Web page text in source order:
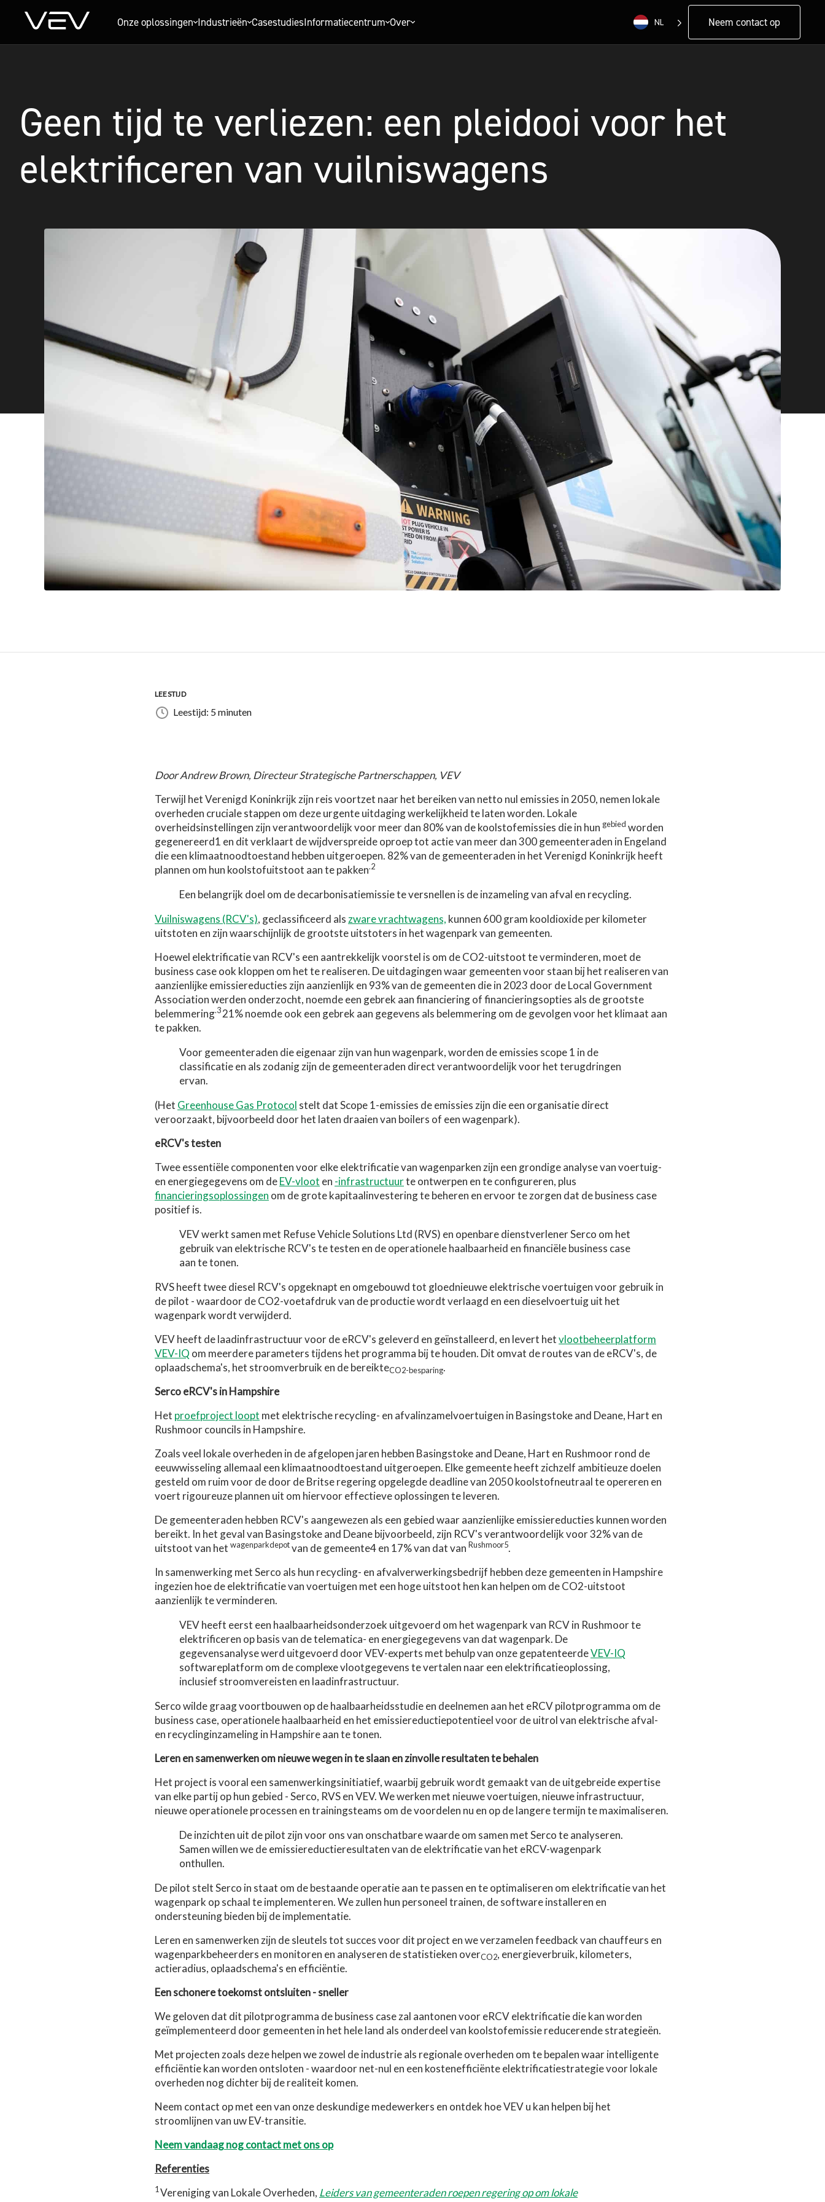
Onze oplossingen Industrieën CasestudiesInformatiecentrum Over NL Neem contact op
Geen tijd te verliezen: een pleidooi voor het
elektrificeren van vuilniswagens
LEESTIJD
Leestijd: 5 minuten
Door Andrew Brown, Directeur Strategische Partnerschappen, VEV
Terwijl het Verenigd Koninkrijk zijn reis voortzet naar het bereiken van netto nul emissies in 2050, nemen lokale
overheden cruciale stappen om deze urgente uitdaging werkelijkheid te laten worden. Lokale
overheidsinstellingen zijn verantwoordelijk voor meer dan 80% van de koolstofemissies die in hun gebied worden
gegenereerd1 en dit verklaart de wijdverspreide oproep tot actie van meer dan 300 gemeenteraden in Engeland
die een klimaatnoodtoestand hebben uitgeroepen. 82% van de gemeenteraden in het Verenigd Koninkrijk heeft
plannen om hun koolstofuitstoot aan te pakken.2
Een belangrijk doel om de decarbonisatiemissie te versnellen is de inzameling van afval en recycling.
Vuilniswagens (RCV's), geclassificeerd als zware vrachtwagens, kunnen 600 gram kooldioxide per kilometer
uitstoten en zijn waarschijnlijk de grootste uitstoters in het wagenpark van gemeenten.
Hoewel elektrificatie van RCV's een aantrekkelijk voorstel is om de CO2-uitstoot te verminderen, moet de
business case ook kloppen om het te realiseren. De uitdagingen waar gemeenten voor staan bij het realiseren van
aanzienlijke emissiereducties zijn aanzienlijk en 93% van de gemeenten die in 2023 door de Local Government
Association werden onderzocht, noemde een gebrek aan financiering of financieringsopties als de grootste
belemmering.321% noemde ook een gebrek aan gegevens als belemmering om de gevolgen voor het klimaat aan
te pakken.
Voor gemeenteraden die eigenaar zijn van hun wagenpark, worden de emissies scope 1 in de
classificatie en als zodanig zijn de gemeenteraden direct verantwoordelijk voor het terugdringen
ervan.
(Het Greenhouse Gas Protocol stelt dat Scope 1-emissies de emissies zijn die een organisatie direct
veroorzaakt, bijvoorbeeld door het laten draaien van boilers of een wagenpark).
eRCV's testen
Twee essentiële componenten voor elke elektrificatie van wagenparken zijn een grondige analyse van voertuig-
en energiegegevens om deEV-vloot en -infrastructuurte ontwerpen en te configureren, plus
financieringsoplossingen om de grote kapitaalinvestering te beheren en ervoor te zorgen dat de business case
positief is.
VEV werkt samen met Refuse Vehicle Solutions Ltd (RVS) en openbare dienstverlener Serco om het
gebruik van elektrische RCV's te testen en de operationele haalbaarheid en financiële business case
aan te tonen.
RVS heeft twee diesel RCV's opgeknapt en omgebouwd tot gloednieuwe elektrische voertuigen voor gebruik in
de pilot - waardoor de CO2-voetafdruk van de productie wordt verlaagd en een dieselvoertuig uit het
wagenpark wordt verwijderd.
VEV heeft de laadinfrastructuur voor de eRCV's geleverd en geïnstalleerd, en levert hetvlootbeheerplatform
VEV-IQ om meerdere parameters tijdens het programma bij te houden. Dit omvat de routes van de eRCV's, de
oplaadschema's, het stroomverbruik en de bereikteCO2-besparing.
Serco eRCV's in Hampshire
Het proefproject loopt met elektrische recycling- en afvalinzamelvoertuigen in Basingstoke and Deane, Hart en
Rushmoor councils in Hampshire.
Zoals veel lokale overheden in de afgelopen jaren hebben Basingstoke and Deane, Hart en Rushmoor rond de
eeuwwisseling allemaal een klimaatnoodtoestand uitgeroepen. Elke gemeente heeft zichzelf ambitieuze doelen
gesteld om ruim voor de door de Britse regering opgelegde deadline van 2050 koolstofneutraal te opereren en
voert rigoureuze plannen uit om hiervoor effectieve oplossingen te leveren.
De gemeenteraden hebben RCV's aangewezen als een gebied waar aanzienlijke emissiereducties kunnen worden
bereikt. In het geval van Basingstoke and Deane bijvoorbeeld, zijn RCV's verantwoordelijk voor 32% van de
uitstoot van het wagenparkdepotvan de gemeente4 en 17% van dat van Rushmoor5.
In samenwerking met Serco als hun recycling- en afvalverwerkingsbedrijf hebben deze gemeenten in Hampshire
ingezien hoe de elektrificatie van voertuigen met een hoge uitstoot hen kan helpen om de CO2-uitstoot
aanzienlijk te verminderen.
VEV heeft eerst een haalbaarheidsonderzoek uitgevoerd om het wagenpark van RCV in Rushmoor te
elektrificeren op basis van de telematica- en energiegegevens van dat wagenpark. De
gegevensanalyse werd uitgevoerd door VEV-experts met behulp van onze gepatenteerdeVEV-IQ
softwareplatform om de complexe vlootgegevens te vertalen naar een elektrificatieoplossing,
inclusief stroomvereisten en laadinfrastructuur.
Serco wilde graag voortbouwen op de haalbaarheidsstudie en deelnemen aan het eRCV pilotprogramma om de
business case, operationele haalbaarheid en het emissiereductiepotentieel voor de uitrol van elektrische afval-
en recyclinginzameling in Hampshire aan te tonen.
Leren en samenwerken om nieuwe wegen in te slaan en zinvolle resultaten te behalen
Het project is vooral een samenwerkingsinitiatief, waarbij gebruik wordt gemaakt van de uitgebreide expertise
van elke partij op hun gebied - Serco, RVS en VEV. We werken met nieuwe voertuigen, nieuwe infrastructuur,
nieuwe operationele processen en trainingsteams om de voordelen nu en op de langere termijn te maximaliseren.
De inzichten uit de pilot zijn voor ons van onschatbare waarde om samen met Serco te analyseren.
Samen willen we de emissiereductieresultaten van de elektrificatie van het eRCV-wagenpark
onthullen.
De pilot stelt Serco in staat om de bestaande operatie aan te passen en te optimaliseren om elektrificatie van het
wagenpark op schaal te implementeren. We zullen hun personeel trainen, de software installeren en
ondersteuning bieden bij de implementatie.
Leren en samenwerken zijn de sleutels tot succes voor dit project en we verzamelen feedback van chauffeurs en
wagenparkbeheerders en monitoren en analyseren de statistieken overCO2, energieverbruik, kilometers,
actieradius, oplaadschema's en efficiëntie.
Een schonere toekomst ontsluiten - sneller
We geloven dat dit pilotprogramma de business case zal aantonen voor eRCV elektrificatie die kan worden
geïmplementeerd door gemeenten in het hele land als onderdeel van koolstofemissie reducerende strategieën.
Met projecten zoals deze helpen we zowel de industrie als regionale overheden om te bepalen waar intelligente
efficiëntie kan worden ontsloten - waardoor net-nul en een kostenefficiënte elektrificatiestrategie voor lokale
overheden nog dichter bij de realiteit komen.
Neem contact op met een van onze deskundige medewerkers en ontdek hoe VEV u kan helpen bij het
stroomlijnen van uw EV-transitie.
Neem vandaag nog contact met ons op
Referenties
1Vereniging van Lokale Overheden, Leiders van gemeenteraden roepen regering op om lokale